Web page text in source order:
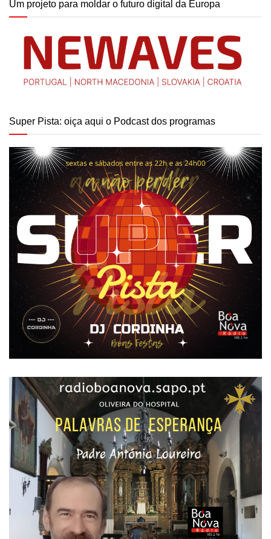
Um projeto para moldar o futuro digital da Europa
Super Pista: oiça aqui o Podcast dos programas